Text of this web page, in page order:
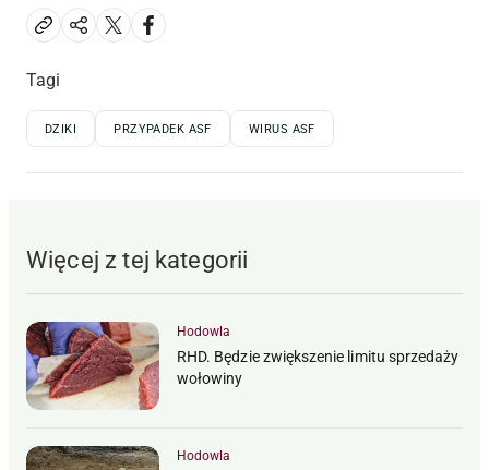
Tagi
DZIKI PRZYPADEK ASF WIRUS ASF
Więcej z tej kategorii
Hodowla
RHD. Będzie zwiększenie limitu sprzedaży
wołowiny
Hodowla